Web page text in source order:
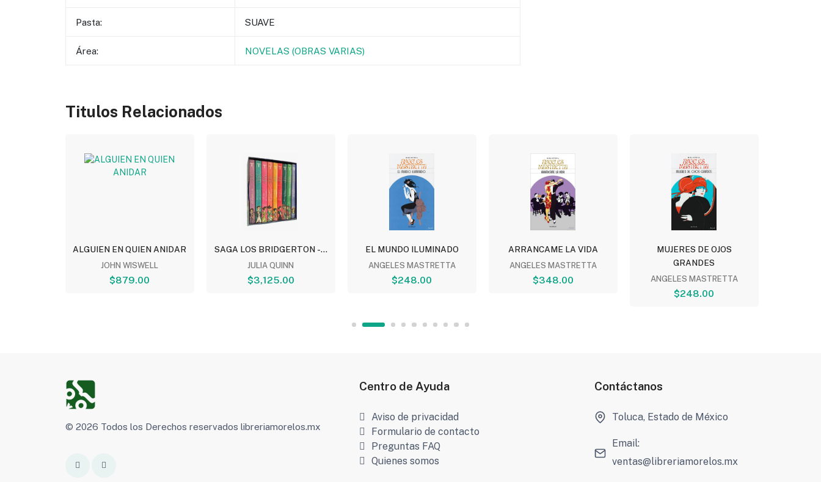
Pasta: SUAVE
Área: NOVELAS (OBRAS VARIAS)
Titulos Relacionados
ALGUIEN EN QUIEN ANIDAR
JOHN WISWELL
$879.00
SAGA LOS BRIDGERTON -...
JULIA QUINN
$3,125.00
EL MUNDO ILUMINADO
ANGELES MASTRETTA
$248.00
ARRANCAME LA VIDA
ANGELES MASTRETTA
$348.00
MUJERES DE OJOS
GRANDES
ANGELES MASTRETTA
$248.00
© 2026 Todos los Derechos reservados libreriamorelos.mx
Centro de Ayuda
Aviso de privacidad
Formulario de contacto
Preguntas FAQ
Quienes somos
Contáctanos
Toluca, Estado de México
Email:
ventas@libreriamorelos.mx